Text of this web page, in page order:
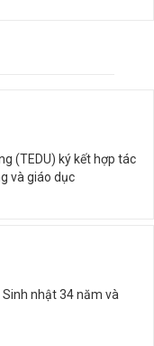
(TEDU) ký kết hợp tác
và giáo dục
nhật 34 năm và